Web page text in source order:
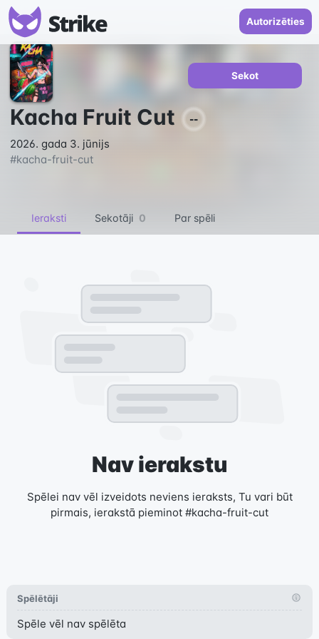
Autorizēties
Kacha Fruit Cut --
2026. gada 3. jūnijs
#kacha-fruit-cut
Sekot
Ieraksti Sekotāji 0 Par spēli
Nav ierakstu
Spēlei nav vēl izveidots neviens ieraksts, Tu vari būt
pirmais, ierakstā pieminot #kacha-fruit-cut
Spēlētāji
Spēle vēl nav spēlēta